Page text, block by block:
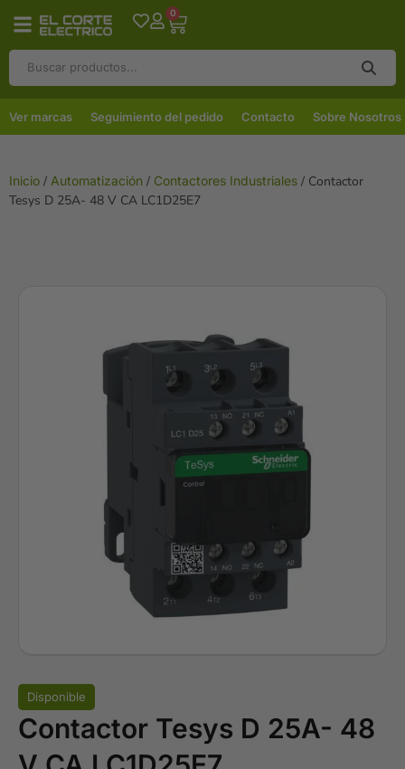
0
Ver marcas Seguimiento del pedido Contacto Sobre Nosotros
Inicio / Automatización / Contactores Industriales / Contactor
Tesys D 25A- 48 V CA LC1D25E7
Disponible
Contactor Tesys D 25A- 48